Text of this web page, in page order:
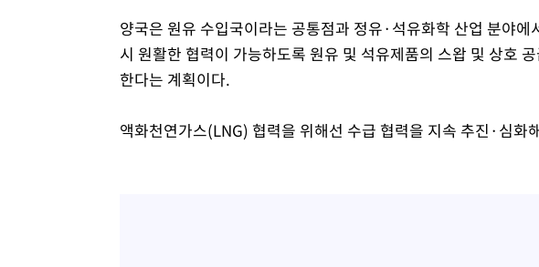
양국은 원유 수입국이라는 공통점과 정유·석유화학 산업 분야
시 원활한 협력이 가능하도록 원유 및 석유제품의 스왑 및 상호
한다는 계획이다.
액화천연가스(LNG) 협력을 위해선 수급 협력을 지속 추진·심화